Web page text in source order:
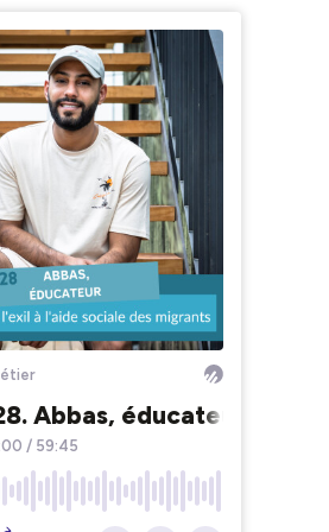
Abbas, éducateur : de
/ 59:45